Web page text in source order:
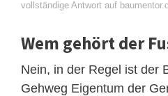
vollständige Antwort auf
Wem gehört der
Nein, in der Regel ist der
Gehweg Eigentum der